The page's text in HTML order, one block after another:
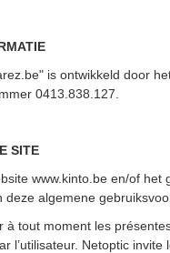
is ontwikkeld door
0413.838.127.
SITE
www.kinto.be en/of
deze algemene
à tout moment les
l’utilisateur. Netoptic